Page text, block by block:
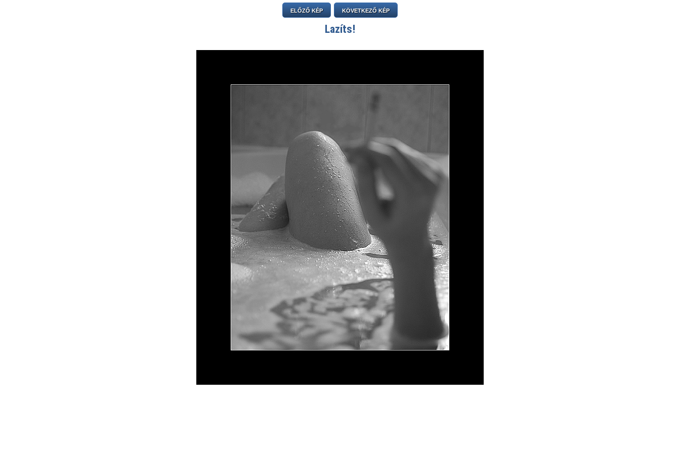
ELŐZŐ KÉP KÖVETKEZŐ KÉP
Lazíts!